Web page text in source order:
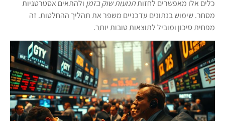
כלים אלו מאפשרים לחזותתנועות שוק בזמן ולהתאים אסטרטגיות
מסחר. שימוש בנתונים עדכניים משפר את תהליך ההחלטות. זה
מפחית סיכון ומוביל לתוצאות טובות יותר.